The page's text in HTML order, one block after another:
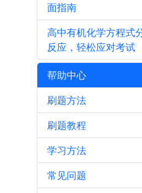
面指南
高中有机化学方程式
反应，轻松应对考试
帮助中心
刷题方法
刷题教程
学习方法
常见问题